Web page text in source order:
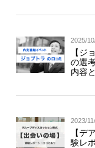
2025/
【ジ
の選
内容
2023/
【デ
験レ